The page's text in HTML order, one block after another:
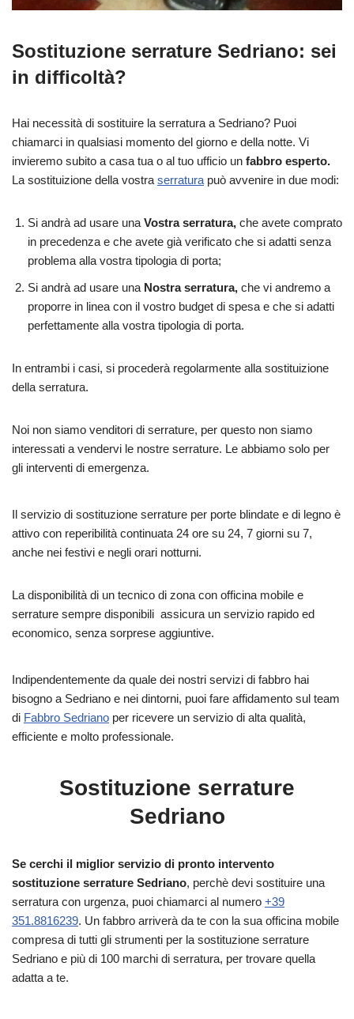
Sostituzione serrature Sedriano: sei
in difficoltà?
Hai necessità di sostituire la serratura a Sedriano? Puoi
chiamarci in qualsiasi momento del giorno e della notte. Vi
invieremo subito a casa tua o al tuo ufficio un fabbro esperto.
La sostituizione della vostra serratura può avvenire in due modi:
Si andrà ad usare una Vostra serratura, che avete comprato
in precedenza e che avete già verificato che si adatti senza
problema alla vostra tipologia di porta;
Si andrà ad usare una Nostra serratura, che vi andremo a
proporre in linea con il vostro budget di spesa e che si adatti
perfettamente alla vostra tipologia di porta.
In entrambi i casi, si procederà regolarmente alla sostituizione
della serratura.
Noi non siamo venditori di serrature, per questo non siamo
interessati a vendervi le nostre serrature. Le abbiamo solo per
gli interventi di emergenza.
Il servizio di sostituzione serrature per porte blindate e di legno è
attivo con reperibilità continuata 24 ore su 24, 7 giorni su 7,
anche nei festivi e negli orari notturni.
La disponibilità di un tecnico di zona con officina mobile e
serrature sempre disponibili assicura un servizio rapido ed
economico, senza sorprese aggiuntive.
Indipendentemente da quale dei nostri servizi di fabbro hai
bisogno a Sedriano e nei dintorni, puoi fare affidamento sul team
di Fabbro Sedriano per ricevere un servizio di alta qualità,
efficiente e molto professionale.
Sostituzione serrature
Sedriano
Se cerchi il miglior servizio di pronto intervento
sostituzione serrature Sedriano, perchè devi sostituire una
serratura con urgenza, puoi chiamarci al numero +39
351.8816239. Un fabbro arriverà da te con la sua officina mobile
compresa di tutti gli strumenti per la sostituzione serrature
Sedriano e più di 100 marchi di serratura, per trovare quella
adatta a te.